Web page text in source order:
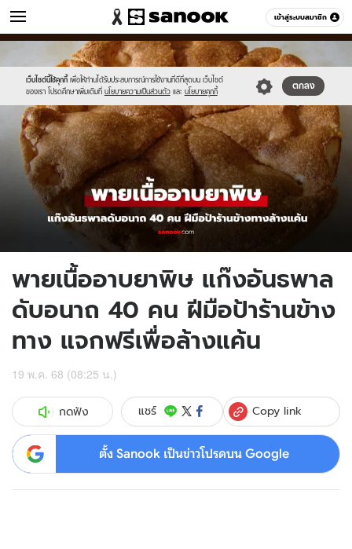
เข้าสู่ระบบสมาชิก
ข่าว หมวดอื่นๆ
เว็บไซต์นี้ใช้คุกกี้ เพื่อให้ท่านได้รับประสบการณ์การใช้งานที่ดีที่สุดบน เว็บไซต์
ของเรา โปรดศึกษาเพิ่มเติมที่ นโยบายความเป็นส่วนตัว และ นโยบายคุกกี้
ตกลง
//s.isanook.com/sr/0/images/logo-
new-
sanook.png
//s.isanook.com/ns/0/ud/1958/9790970/new-
thumbnail1200x720-
2025-.jpg
พายเนื้ออาบยาพิษ แก๊งอันธพาล
ดับอนาถ 40 คน ฝีมือป้าร้านข้าง
ทาง แจกฟรีเพื่อล้างแค้น
19 พ.ค. 68 (08:25 น.)
กดฟัง แชร์ Copy link
ตั้ง Sanook เป็นข่าวโปรดบน Google